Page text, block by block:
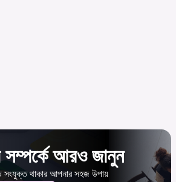
আরও জানুন
সংযুক্ত থাকার আপনার সহজ উপায়